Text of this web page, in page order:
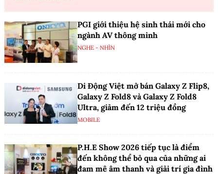
PGI giới thiệu hệ sinh thái mới cho
ngành AV thông minh
NGHE - NHÌN
Di Động Việt mở bán Galaxy Z Flip8,
Galaxy Z Fold8 và Galaxy Z Fold8
Ultra, giảm đến 12 triệu đồng
MOBILE
P.H.E Show 2026 tiếp tục là điểm
đến không thể bỏ qua của những ai
đam mê âm thanh và giải trí gia đình